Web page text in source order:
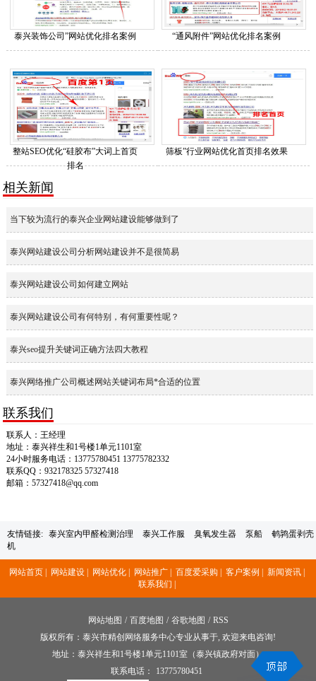
泰兴装饰公司”网站优化排名案例 “通风附件”网站优化排名案例
整站SEO优化“硅胶布”大词上首页
排名
筛板”行业网站优化首页排名效果
相关新闻
当下较为流行的泰兴企业网站建设能够做到了
泰兴网站建设公司分析网站建设并不是很简易
泰兴网站建设公司如何建立网站
泰兴网站建设公司有何特别，有何重要性呢？
泰兴seo提升关键词正确方法四大教程
泰兴网络推广公司概述网站关键词布局*合适的位置
联系我们
联系人：王经理
地址：泰兴祥生和1号楼1单元1101室
24小时服务电话：13775780451 13775782332
联系QQ：932178325 57327418
邮箱：57327418@qq.com
友情链接: 泰兴室内甲醛检测治理 泰兴工作服 臭氧发生器 泵船
鹌鹑蛋剥壳
机
网站首页 | 网站建设 | 网站优化 | 网站推广 | 百度爱采购 | 客户案例 |
新闻资讯 |
联系我们 |
网站地图 / 百度地图 / 谷歌地图 / RSS
版权所有：泰兴市精创网络服务中心专业从事于, 欢迎来电咨询!
地址：泰兴祥生和1号楼1单元1101室（泰兴镇政府对面）
联系电话：
13775780451